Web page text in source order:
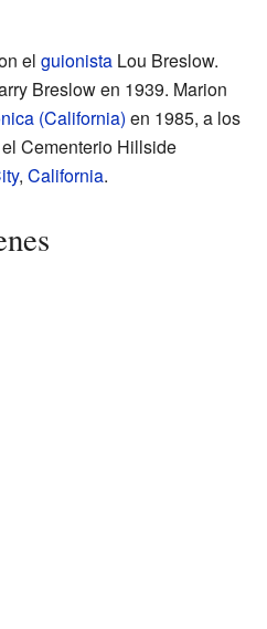
el guionista Lou Breslow.
Breslow en 1939. Marion
(California) en 1985, a los
Cementerio Hillside
, California.